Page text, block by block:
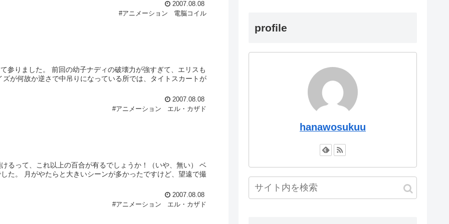
2007.08.08
#アニメーション
電脳コイル
参りました。 前回の幼子ナディの破壊力が強すぎて、エリスも
が何故か逆さで中吊りになっている所では、タイトスカートが
2007.08.08
#アニメーション
エル・カザド
るって、これ以上の百合が有るでしょうか！（いや、無い） ベ
た。 月がやたらと大きいシーンが多かったですけど、望遠で撮
2007.08.08
#アニメーション
エル・カザド
profile
hanawosukuu